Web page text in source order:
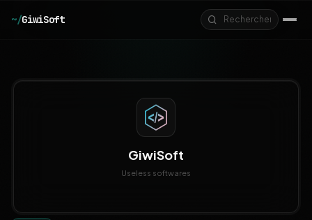
~/GiwiSoft
GiwiSoft
Useless softwares